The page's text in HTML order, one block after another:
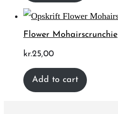
Flower Mohairscrunchie
kr.25,00
Add to cart